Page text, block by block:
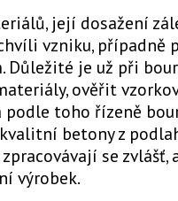
její dosažení
vzniku, případně
Důležité je už při
ověřit
podle toho řízeně
betony z
se zvlášť,
výrobek.